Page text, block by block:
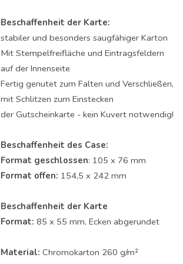
Beschaffenheit der Karte:
stabiler und besonders saugfähiger Karton
Mit Stempelfreifläche und Eintragsfeldern
auf der Innenseite
Fertig genutet zum Falten und Verschließen,
mit Schlitzen zum Einstecken
der Gutscheinkarte - kein Kuvert notwendig!
Beschaffenheit des Case:
Format geschlossen: 105 x 76 mm
Format offen: 154,5 x 242 mm
Beschaffenheit der Karte
Format: 85 x 55 mm, Ecken abgerundet
Material: Chromokarton 260 g/m²